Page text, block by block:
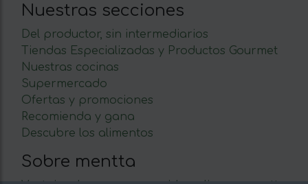
Nuestras secciones
Del productor, sin intermediarios
Tiendas Especializadas y Productos Gourmet
Nuestras cocinas
Supermercado
Ofertas y promociones
Recomienda y gana
Descubre los alimentos
Sobre mentta